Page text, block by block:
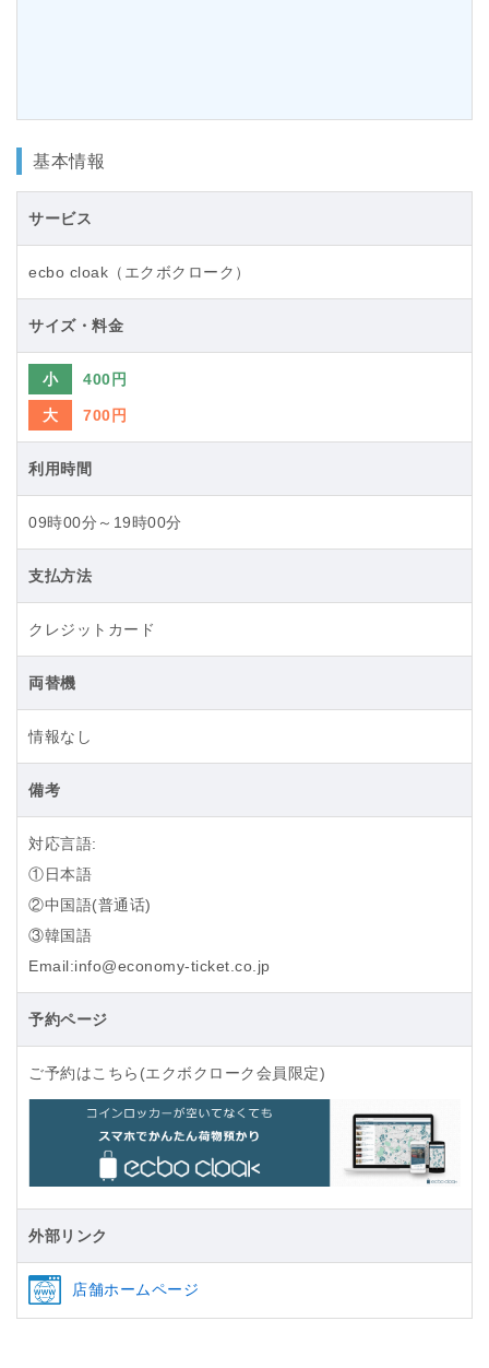
基本情報
サービス
ecbo cloak（エクボクローク）
サイズ・料金
小 400円
大 700円
利用時間
09時00分～19時00分
支払方法
クレジットカード
両替機
情報なし
備考
対応言語:
①日本語
②中国語(普通话)
③韓国語
Email:info@economy-ticket.co.jp
予約ページ
ご予約はこちら(エクボクローク会員限定)
外部リンク
店舗ホームページ